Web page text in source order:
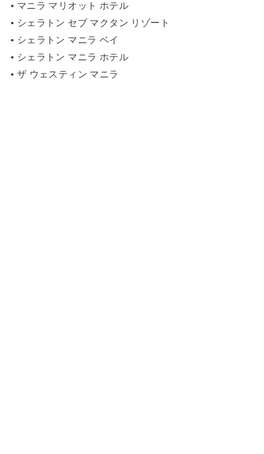
• マニラ マリオット ホテル
• シェラトン セブ マクタン リゾート
• シェラトン マニラ ベイ
• シェラトン マニラ ホテル
• ザ ウェスティン マニラ